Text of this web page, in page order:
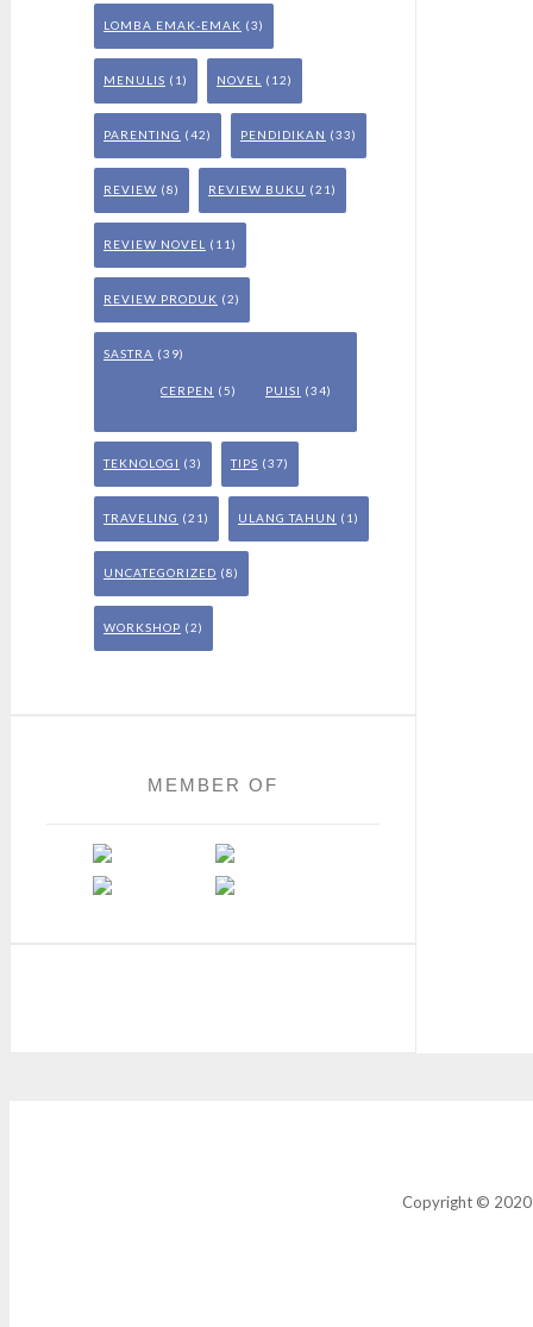
LOMBA EMAK-EMAK (3)
MENULIS (1) NOVEL (12)
PARENTING (42) PENDIDIKAN (33)
REVIEW (8) REVIEW BUKU (21)
REVIEW NOVEL (11)
REVIEW PRODUK (2)
SASTRA (39)
CERPEN (5) PUISI (34)
TEKNOLOGI (3) TIPS (37)
TRAVELING (21) ULANG TAHUN (1)
UNCATEGORIZED (8)
WORKSHOP (2)
MEMBER OF
Copyright © 2020